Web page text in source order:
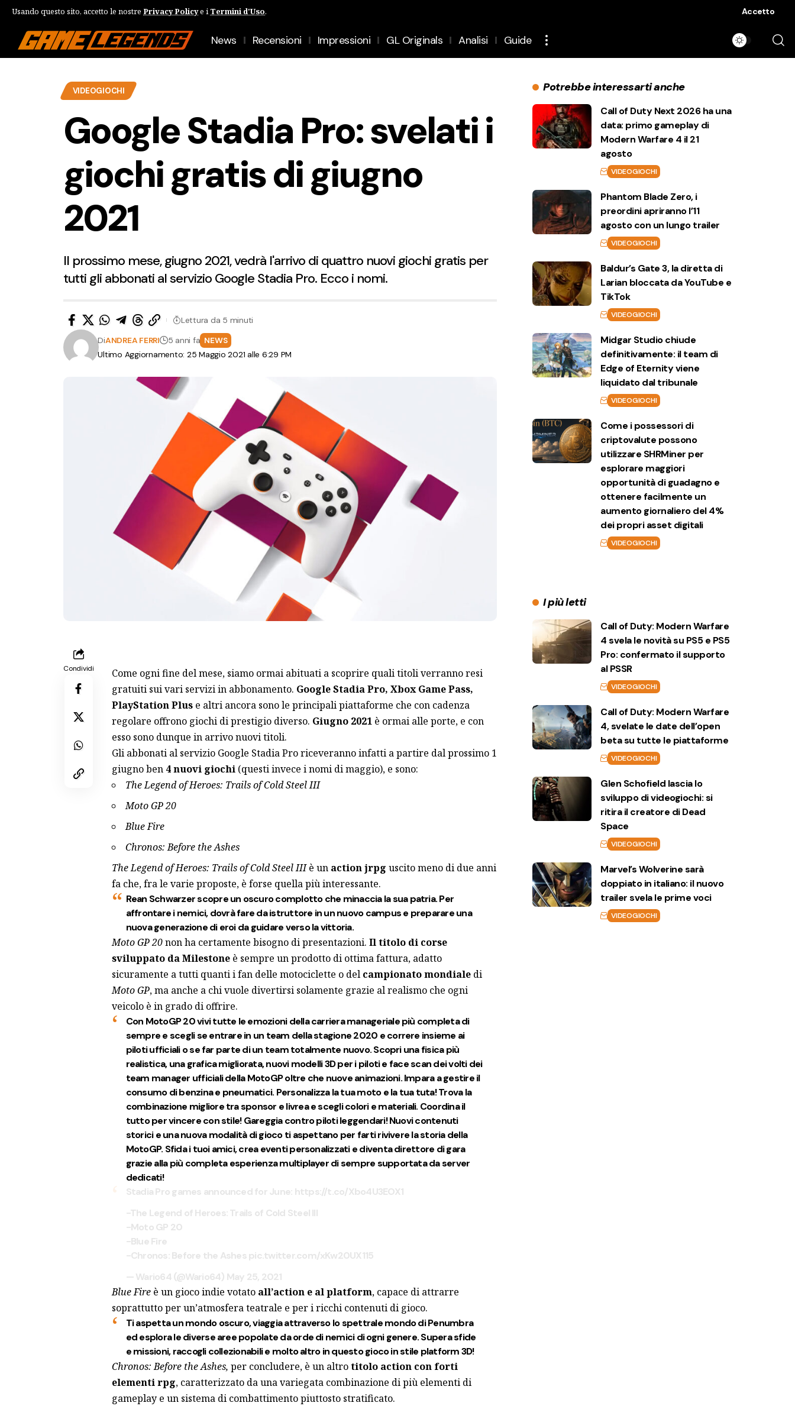
Usando questo sito, accetto le nostre Privacy Policye i Termini d'Uso. Accetto
News Recensioni Impressioni GL Originals Analisi Guide
VIDEOGIOCHI
Google Stadia Pro: svelati i
giochi gratis di giugno
2021
Il prossimo mese, giugno 2021, vedrà l'arrivo di quattro nuovi giochi gratis per
tutti gli abbonati al servizio Google Stadia Pro. Ecco i nomi.
Ultimo Aggiornamento: 25 Maggio 2021 alle 6:29 PM
DiANDREA FERRI 5 anni fa NEWS
Lettura da 5 minuti
Condividi
Come ogni fine del mese, siamo ormai abituati a scoprire quali titoli verranno resi
gratuiti sui vari servizi in abbonamento. Google Stadia Pro, Xbox Game Pass,
PlayStation Pluse altri ancora sono le principali piattaforme che con cadenza
regolare offrono giochi di prestigio diverso. Giugno 2021è ormai alle porte, e con
esso sono dunque in arrivo nuovi titoli.
Gli abbonati al servizio Google Stadia Pro riceveranno infatti a partire dal prossimo 1
giugno ben4 nuovi giochi (questi invece i nomi di maggio), e sono:
The Legend of Heroes: Trails of Cold Steel III
Moto GP 20
Blue Fire
Chronos: Before the Ashes
The Legend of Heroes: Trails of Cold Steel IIIè un action jrpg uscito meno di due anni
fa che, fra le varie proposte, è forse quella più interessante.
Rean Schwarzer scopre un oscuro complotto che minaccia la sua patria. Per
affrontare i nemici, dovrà fare da istruttore in un nuovo campus e preparare una
nuova generazione di eroi da guidare verso la vittoria.
Moto GP 20non ha certamente bisogno di presentazioni. Il titolo di corse
sviluppato da Milestoneè sempre un prodotto di ottima fattura, adatto
sicuramente a tutti quanti i fan delle motociclette o del campionato mondialedi
Moto GP, ma anche a chi vuole divertirsi solamente grazie al realismo che ogni
veicolo è in grado di offrire.
Con MotoGP 20 vivi tutte le emozioni della carriera manageriale più completa di
sempre e scegli se entrare in un team della stagione 2020 e correre insieme ai
piloti ufficiali o se far parte di un team totalmente nuovo. Scopri una fisica più
realistica, una grafica migliorata, nuovi modelli 3D per i piloti e face scan dei volti dei
team manager ufficiali della MotoGP oltre che nuove animazioni. Impara a gestire il
consumo di benzina e pneumatici. Personalizza la tua moto e la tua tuta! Trova la
combinazione migliore tra sponsor e livrea e scegli colori e materiali. Coordina il
tutto per vincere con stile! Gareggia contro piloti leggendari! Nuovi contenuti
storici e una nuova modalità di gioco ti aspettano per farti rivivere la storia della
MotoGP. Sfida i tuoi amici, crea eventi personalizzati e diventa direttore di gara
grazie alla più completa esperienza multiplayer di sempre supportata da server
dedicati!
Stadia Pro games announced for June: https://t.co/Xbo4U3EOX1
-The Legend of Heroes: Trails of Cold Steel III
-Moto GP 20
-Blue Fire
-Chronos: Before the Ashespic.twitter.com/xKw20UX115
— Wario64 (@Wario64) May 25, 2021
Blue Fireè un gioco indie votato all’action e al platform, capace di attrarre
soprattutto per un’atmosfera teatrale e per i ricchi contenuti di gioco.
Ti aspetta un mondo oscuro, viaggia attraverso lo spettrale mondo di Penumbra
ed esplora le diverse aree popolate da orde di nemici di ogni genere. Supera sfide
e missioni, raccogli collezionabili e molto altro in questo gioco in stile platform 3D!
Chronos: Before the Ashes, per concludere, è un altrotitolo action con forti
elementi rpg, caratterizzato da una variegata combinazione di più elementi di
gameplay e un sistema di combattimento piuttosto stratificato.
Potrebbe interessarti anche
Call of Duty Next 2026 ha una
data: primo gameplay di
Modern Warfare 4 il 21
agosto
VIDEOGIOCHI
Phantom Blade Zero, i
preordini apriranno l’11
agosto con un lungo trailer
VIDEOGIOCHI
Baldur’s Gate 3, la diretta di
Larian bloccata da YouTube e
TikTok
VIDEOGIOCHI
Midgar Studio chiude
definitivamente: il team di
Edge of Eternity viene
liquidato dal tribunale
VIDEOGIOCHI
Come i possessori di
criptovalute possono
utilizzare SHRMiner per
esplorare maggiori
opportunità di guadagno e
ottenere facilmente un
aumento giornaliero del 4%
dei propri asset digitali
VIDEOGIOCHI
I più letti
Call of Duty: Modern Warfare
4 svela le novità su PS5 e PS5
Pro: confermato il supporto
al PSSR
VIDEOGIOCHI
Call of Duty: Modern Warfare
4, svelate le date dell’open
beta su tutte le piattaforme
VIDEOGIOCHI
Glen Schofield lascia lo
sviluppo di videogiochi: si
ritira il creatore di Dead
Space
VIDEOGIOCHI
Marvel’s Wolverine sarà
doppiato in italiano: il nuovo
trailer svela le prime voci
VIDEOGIOCHI